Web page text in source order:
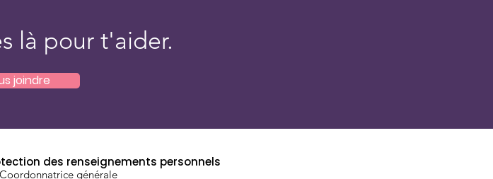
là pour t'aider.
joindre
des renseignements personnels
générale